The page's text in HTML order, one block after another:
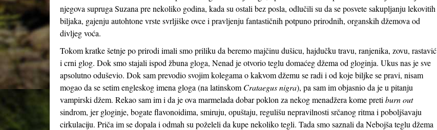
njegova supruga Suzana pre nekoliko godina, kada su ostali bez posla, odlučili su da se posvete sakupljanju lekovitih
biljaka, gajenju autohtone vrste svrljiške ovce i pravljenju fantastičnih potpuno prirodnih, organskih džemova od
divljeg voća.
Tokom kratke šetnje po prirodi imali smo priliku da beremo majčinu dušicu, hajdučku travu, ranjenika, zovu, rastavić
i crni glog. Dok smo stajali ispod žbuna gloga, Nenad je otvorio teglu domaćeg džema od gloginja. Ukus nas je sve
apsolutno oduševio. Dok sam prevodio svojim kolegama o kakvom džemu se radi i od koje biljke se pravi, nisam
mogao da se setim engleskog imena gloga (na latinskom Crataegus nigra), pa sam im objasnio da je u pitanju
vampirski džem. Rekao sam im i da je ova marmelada dobar poklon za nekog menadžera kome preti burn out
sindrom, jer gloginje, bogate flavonoidima, smiruju, opuštaju, regulišu nepravilnosti srčanog ritma i poboljšavaju
cirkulaciju. Priča im se dopala i odmah su poželeli da kupe nekoliko tegli. Tada smo saznali da Nebojša teglu džema